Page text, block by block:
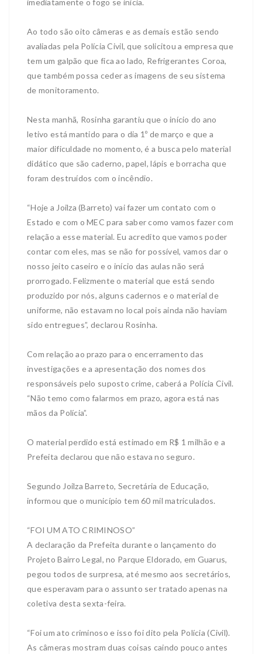
imediatamente o fogo se inicia.
Ao todo são oito câmeras e as demais estão sendo
avaliadas pela Polícia Civil, que solicitou a empresa que
tem um galpão que fica ao lado, Refrigerantes Coroa,
que também possa ceder as imagens de seu sistema
de monitoramento.
Nesta manhã, Rosinha garantiu que o início do ano
letivo está mantido para o dia 1º de março e que a
maior dificuldade no momento, é a busca pelo material
didático que são caderno, papel, lápis e borracha que
foram destruídos com o incêndio.
“Hoje a Joilza (Barreto) vai fazer um contato com o
Estado e com o MEC para saber como vamos fazer com
relação a esse material. Eu acredito que vamos poder
contar com eles, mas se não for possível, vamos dar o
nosso jeito caseiro e o início das aulas não será
prorrogado. Felizmente o material que está sendo
produzido por nós, alguns cadernos e o material de
uniforme, não estavam no local pois ainda não haviam
sido entregues”, declarou Rosinha.
Com relação ao prazo para o encerramento das
investigações e a apresentação dos nomes dos
responsáveis pelo suposto crime, caberá a Polícia Civil.
“Não temo como falarmos em prazo, agora está nas
mãos da Polícia”.
O material perdido está estimado em R$ 1 milhão e a
Prefeita declarou que não estava no seguro.
Segundo Joilza Barreto, Secretária de Educação,
informou que o município tem 60 mil matriculados.
“FOI UM ATO CRIMINOSO”
A declaração da Prefeita durante o lançamento do
Projeto Bairro Legal, no Parque Eldorado, em Guarus,
pegou todos de surpresa, até mesmo aos secretários,
que esperavam para o assunto ser tratado apenas na
coletiva desta sexta-feira.
“Foi um ato criminoso e isso foi dito pela Polícia (Civil).
As câmeras mostram duas coisas caindo pouco antes